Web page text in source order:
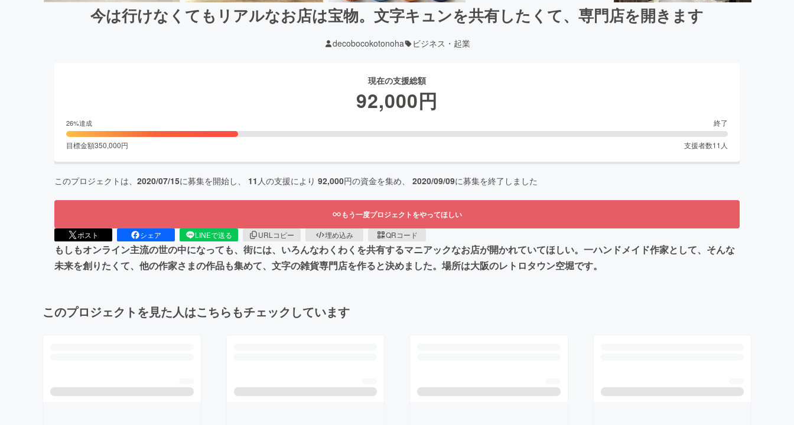
今は行けなくてもリアルなお店は宝物。文字キュンを共有したくて、専門店を開きます
decobocokotonoha ビジネス・起業
現在の支援総額
92,000円
26%達成 終了
目標金額350,000円 支援者数11 人
このプロジェクトは、 2020/07/15に募集を開始し、 11 人の支援により 92,000円の資金を集め、 2020/09/09に募集を終了しました
もう一度プロジェクトをやってほしい
ポスト シェア LINEで送る URLコピー 埋め込み QRコード
もしもオンライン主流の世の中になっても、街には、いろんなわくわくを共有するマニアックなお店が開かれていてほしい。一ハンドメイド作家として、そんな
未来を創りたくて、他の作家さまの作品も集めて、文字の雑貨専門店を作ると決めました。場所は大阪のレトロタウン空堀です。
このプロジェクトを見た人はこちらもチェックしています